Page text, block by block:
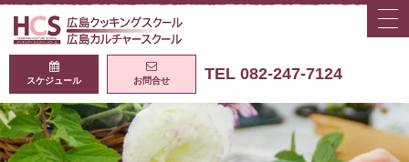
広島クッキン
スケジュール お問合せ TEL 082-247-7124